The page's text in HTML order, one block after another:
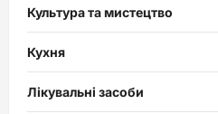
Культура та мистецтво
Кухня
Лікувальні засоби